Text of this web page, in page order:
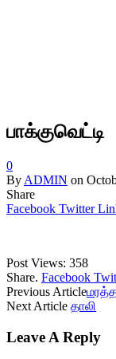
பாக்குவெட்டி
0
By ADMIN on
Share
Facebook Twitter
Post Views: 358
Share. Facebook
Previous Article
Next Article தாலி
Leave A Reply